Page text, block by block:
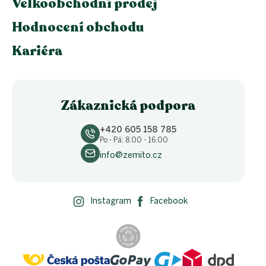
Hodnocení obchodu
Kariéra
Zákaznická podpora
+420 605 158 785
Po - Pá: 8.00 - 16.00
info@zemito.cz
Instagram Facebook